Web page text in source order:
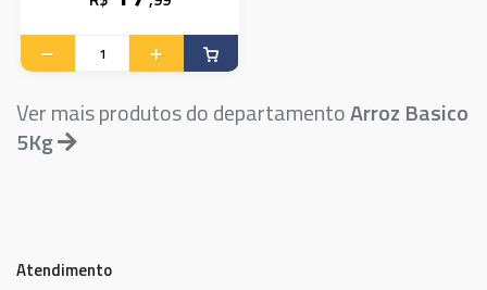
Ver mais produtos do departamentoArroz Basico
5Kg
Atendimento